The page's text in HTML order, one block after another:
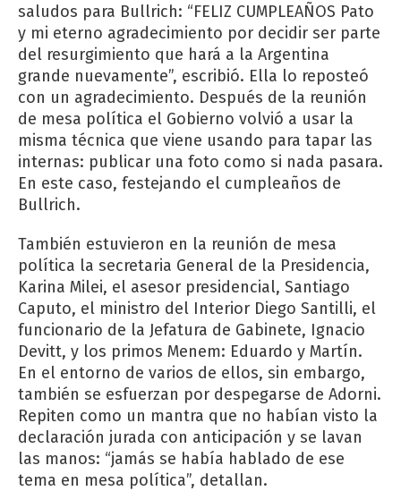
saludos para Bullrich: “FELIZ CUMPLEAÑOS Pato
y mi eterno agradecimiento por decidir ser parte
del resurgimiento que hará a la Argentina
grande nuevamente”, escribió. Ella lo reposteó
con un agradecimiento. Después de la reunión
de mesa política el Gobierno volvió a usar la
misma técnica que viene usando para tapar las
internas: publicar una foto como si nada pasara.
En este caso, festejando el cumpleaños de
Bullrich.
También estuvieron en la reunión de mesa
política la secretaria General de la Presidencia,
Karina Milei, el asesor presidencial, Santiago
Caputo, el ministro del Interior Diego Santilli, el
funcionario de la Jefatura de Gabinete, Ignacio
Devitt, y los primos Menem: Eduardo y Martín.
En el entorno de varios de ellos, sin embargo,
también se esfuerzan por despegarse de Adorni.
Repiten como un mantra que no habían visto la
declaración jurada con anticipación y se lavan
las manos: “jamás se había hablado de ese
tema en mesa política”, detallan.